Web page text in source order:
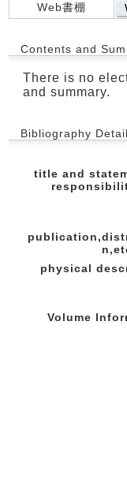
Web書棚
Contents and
There is no
and summary.
Bibliography
title and
physical
Volume